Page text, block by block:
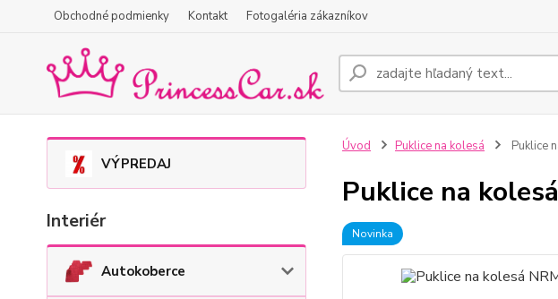
Obchodné podmienky Kontakt Fotogaléria zákazníkov
VÝPREDAJ
Interiér
Autokoberce
Úvod Puklice na kolesá Puklice
Puklice na
Novinka